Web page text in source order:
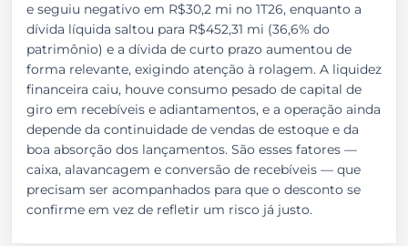
e seguiu negativo em R$30,2 mi no 1T26, enquanto a
dívida líquida saltou para R$452,31 mi (36,6% do
patrimônio) e a dívida de curto prazo aumentou de
forma relevante, exigindo atenção à rolagem. A liquidez
financeira caiu, houve consumo pesado de capital de
giro em recebíveis e adiantamentos, e a operação ainda
depende da continuidade de vendas de estoque e da
boa absorção dos lançamentos. São esses fatores —
caixa, alavancagem e conversão de recebíveis — que
precisam ser acompanhados para que o desconto se
confirme em vez de refletir um risco já justo.